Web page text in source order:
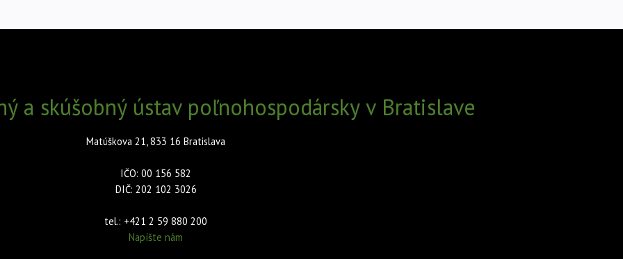
a skúšobný ústav poľnohospodársky v Bratislave
Matúškova 21, 833 16 Bratislava
IČO: 00 156 582
DIČ: 202 102 3026
tel.: +421 2 59 880 200
Napíšte nám